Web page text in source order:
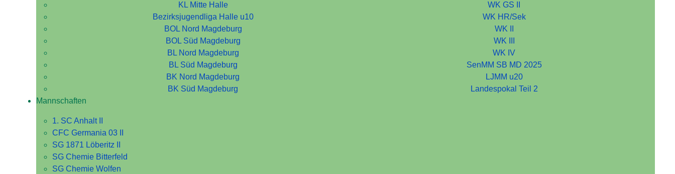
KL Mitte Halle
WK GS II
Bezirksjugendliga Halle u10
WK HR/Sek
BOL Nord Magdeburg
WK II
BOL Süd Magdeburg
WK III
BL Nord Magdeburg
WK IV
BL Süd Magdeburg
SenMM SB MD 2025
BK Nord Magdeburg
LJMM u20
BK Süd Magdeburg
Landespokal Teil 2
Mannschaften
1. SC Anhalt II
CFC Germania 03 II
SG 1871 Löberitz II
SG Chemie Bitterfeld
SG Chemie Wolfen